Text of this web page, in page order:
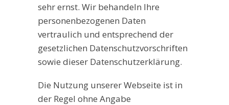
sehr ernst. Wir behandeln Ihre
personenbezogenen Daten
vertraulich und entsprechend der
gesetzlichen Datenschutzvorschriften
sowie dieser Datenschutzerklärung.
Die Nutzung unserer Webseite ist in
der Regel ohne Angabe